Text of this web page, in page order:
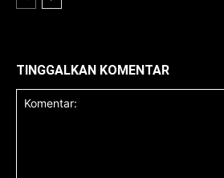
TINGGALKAN KOMENTAR